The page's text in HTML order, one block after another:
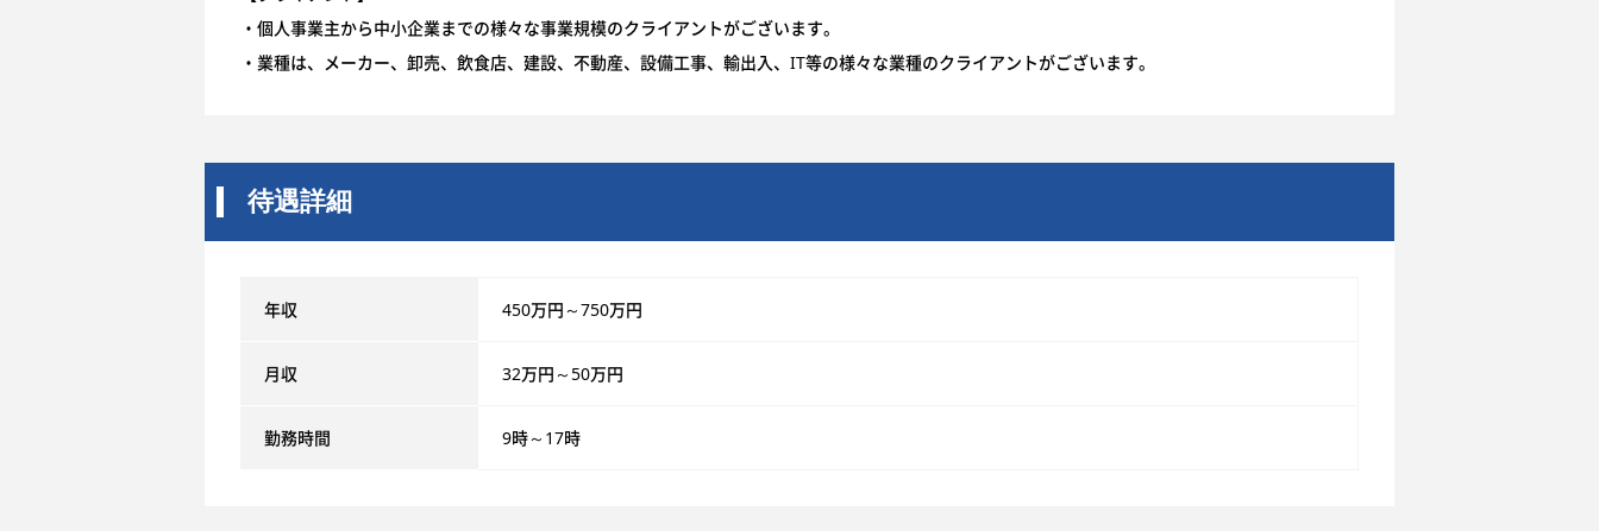
・個人事業主から中小企業までの様々な事業規模のクライアントがございます。
・業種は、メーカー、卸売、飲食店、建設、不動産、設備工事、輸出入、IT等の様々な業種のクライアントがございます。
待遇詳細
年収 450万円～750万円
月収 32万円～50万円
勤務時間 9時～17時